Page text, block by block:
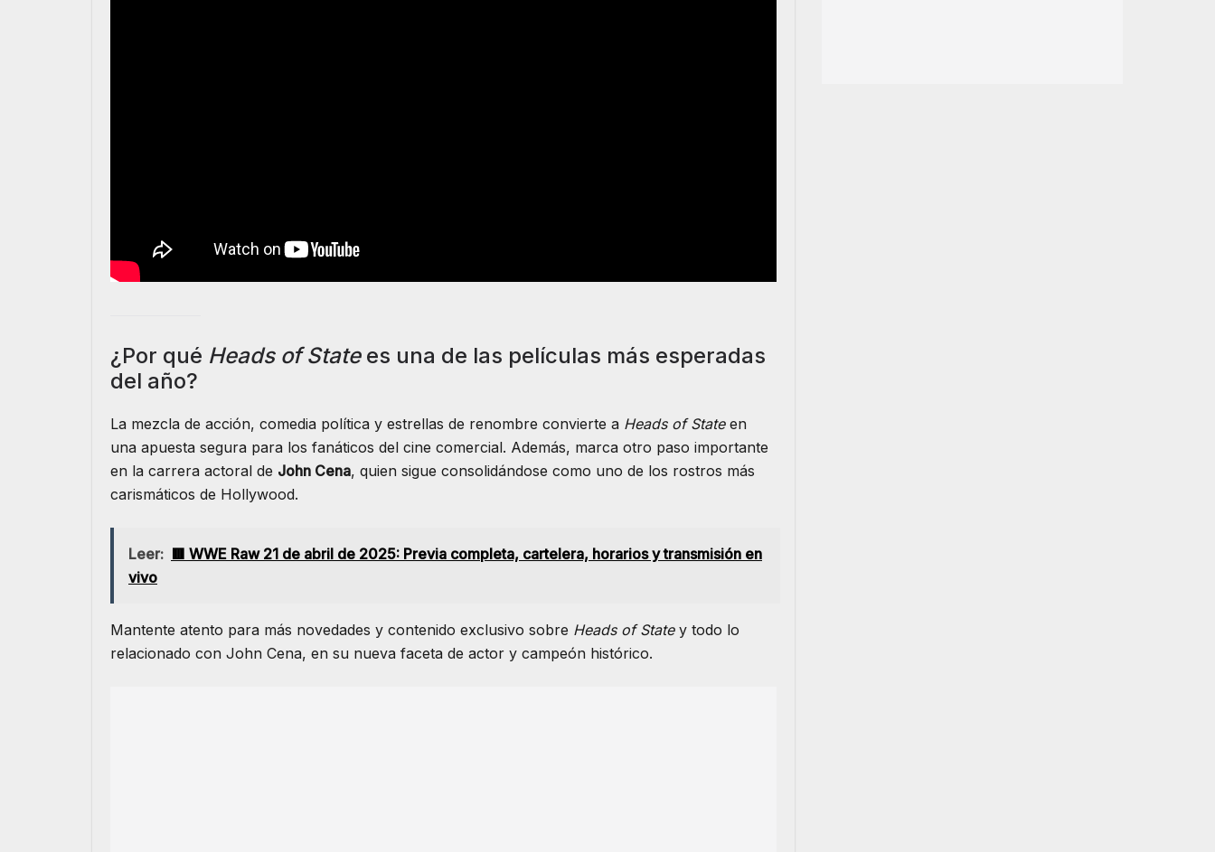
¿Por qué Heads of Statees una de las películas más esperadas
del año?
La mezcla de acción, comedia política y estrellas de renombre convierte a Heads of Stateen
una apuesta segura para los fanáticos del cine comercial. Además, marca otro paso importante
en la carrera actoral de John Cena, quien sigue consolidándose como uno de los rostros más
carismáticos de Hollywood.
Leer: 🟥 WWE Raw 21 de abril de 2025: Previa completa, cartelera, horarios y transmisión en
vivo
Mantente atento para más novedades y contenido exclusivo sobre Heads of Statey todo lo
relacionado con John Cena, en su nueva faceta de actor y campeón histórico.